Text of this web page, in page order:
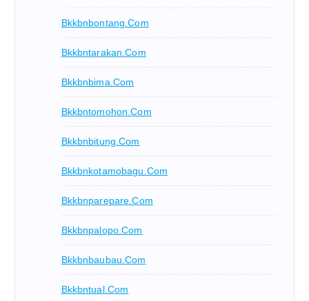
Bkkbnbontang.com
Bkkbntarakan.com
Bkkbnbima.com
Bkkbntomohon.com
Bkkbnbitung.com
Bkkbnkotamobagu.com
Bkkbnparepare.com
Bkkbnpalopo.com
Bkkbnbaubau.com
Bkkbntual.com